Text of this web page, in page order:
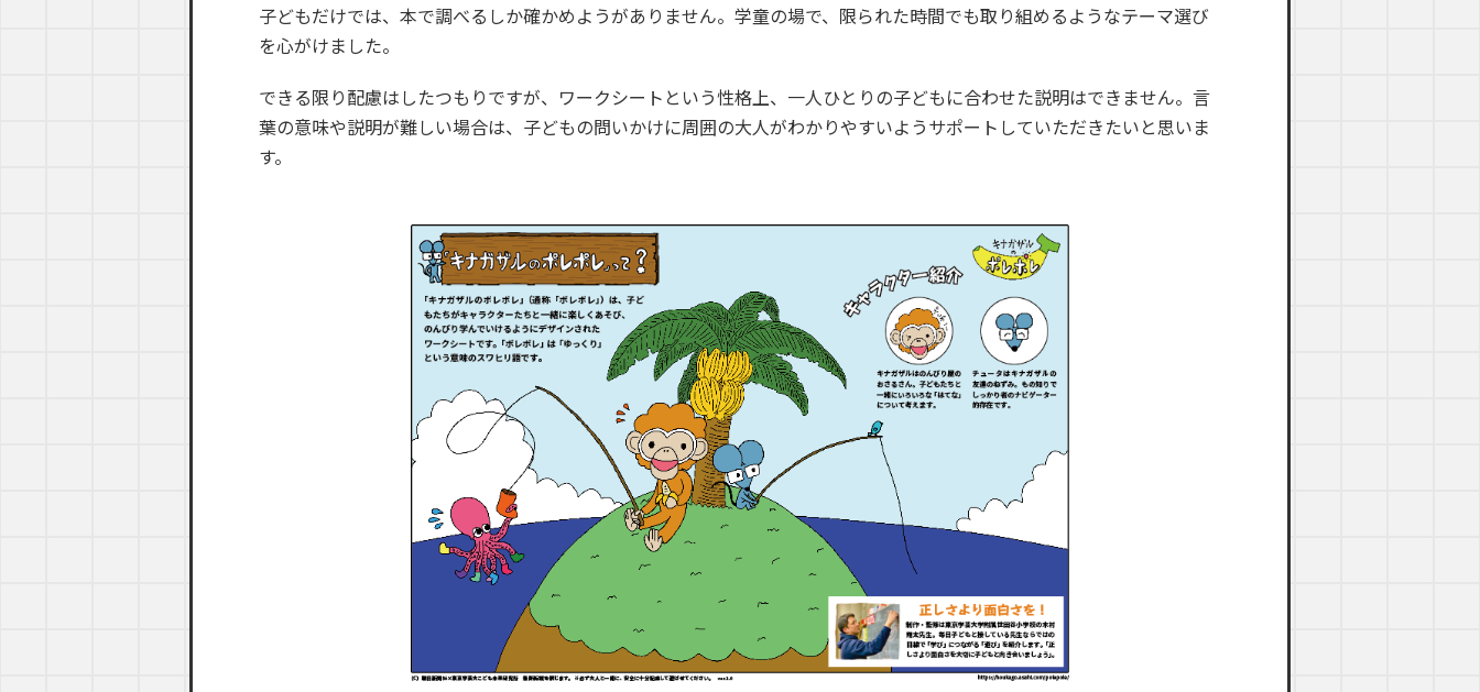
子どもだけでは、本で調べるしか確かめようがありません。学童の場で、限られた時間でも取り組めるようなテーマ選び
を心がけました。
できる限り配慮はしたつもりですが、ワークシートという性格上、一人ひとりの子どもに合わせた説明はできません。言
葉の意味や説明が難しい場合は、子どもの問いかけに周囲の大人がわかりやすいようサポートしていただきたいと思いま
す。